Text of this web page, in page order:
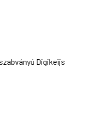
Digikeijs